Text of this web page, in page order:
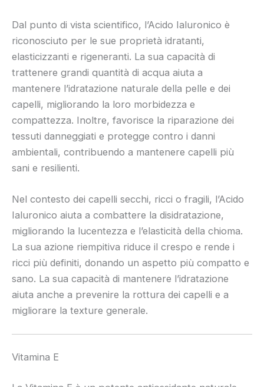
Dal punto di vista scientifico, l’Acido Ialuronico è
riconosciuto per le sue proprietà idratanti,
elasticizzanti e rigeneranti. La sua capacità di
trattenere grandi quantità di acqua aiuta a
mantenere l’idratazione naturale della pelle e dei
capelli, migliorando la loro morbidezza e
compattezza. Inoltre, favorisce la riparazione dei
tessuti danneggiati e protegge contro i danni
ambientali, contribuendo a mantenere capelli più
sani e resilienti.
Nel contesto dei capelli secchi, ricci o fragili, l’Acido
Ialuronico aiuta a combattere la disidratazione,
migliorando la lucentezza e l’elasticità della chioma.
La sua azione riempitiva riduce il crespo e rende i
ricci più definiti, donando un aspetto più compatto e
sano. La sua capacità di mantenere l’idratazione
aiuta anche a prevenire la rottura dei capelli e a
migliorare la texture generale.
Vitamina E